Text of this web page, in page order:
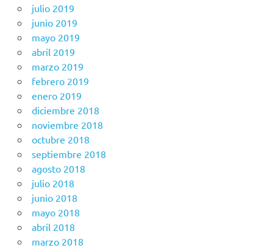
julio 2019
junio 2019
mayo 2019
abril 2019
marzo 2019
febrero 2019
enero 2019
diciembre 2018
noviembre 2018
octubre 2018
septiembre 2018
agosto 2018
julio 2018
junio 2018
mayo 2018
abril 2018
marzo 2018